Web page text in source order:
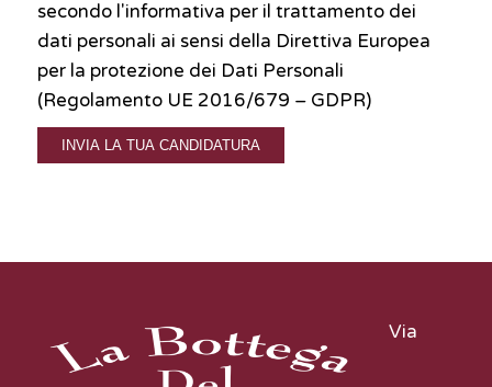
secondo l'informativa per il trattamento dei
dati personali ai sensi della Direttiva Europea
per la protezione dei Dati Personali
(Regolamento UE 2016/679 – GDPR)
Via